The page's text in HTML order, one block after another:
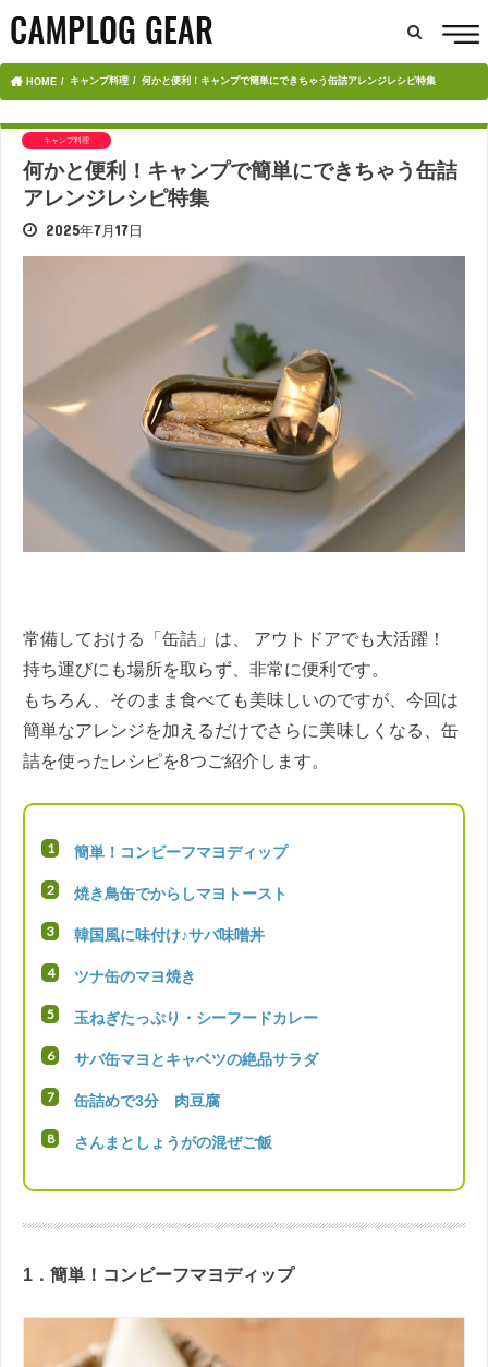
HOME キャンプ料理 何かと便利！キャンプで簡単にできちゃう缶詰アレンジレシピ特集
キャンプ料理
何かと便利！キャンプで簡単にできちゃう缶詰
アレンジレシピ特集
2025年7月17日
常備しておける「缶詰」は、 アウトドアでも大活躍！
持ち運びにも場所を取らず、非常に便利です。
もちろん、そのまま食べても美味しいのですが、今回は
簡単なアレンジを加えるだけでさらに美味しくなる、缶
詰を使ったレシピを8つご紹介します。
簡単！コンビーフマヨディップ
焼き鳥缶でからしマヨトースト
韓国風に味付け♪サバ味噌丼
ツナ缶のマヨ焼き
玉ねぎたっぷり・シーフードカレー
サバ缶マヨとキャベツの絶品サラダ
缶詰めで3分 肉豆腐
さんまとしょうがの混ぜご飯
1．簡単！コンビーフマヨディップ